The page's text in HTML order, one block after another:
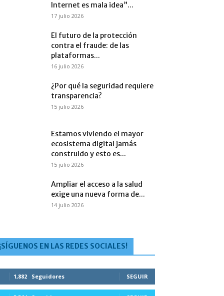
Internet es mala idea”...
17 julio 2026
El futuro de la protección
contra el fraude: de las
plataformas...
16 julio 2026
¿Por qué la seguridad requiere
transparencia?
15 julio 2026
Estamos viviendo el mayor
ecosistema digital jamás
construido y esto es...
15 julio 2026
Ampliar el acceso a la salud
exige una nueva forma de...
14 julio 2026
¡SÍGUENOS EN LAS REDES SOCIALES!
1,882 Seguidores SEGUIR